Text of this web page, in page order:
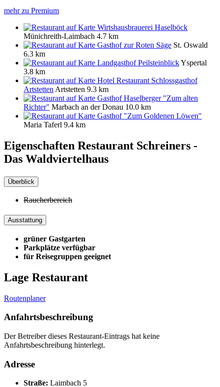
mehr zu Premium
Wirtshausbrauerei Haselböck
Münichreith-Laimbach 4.7 km
Gasthof zur Roten Säge St. Oswald
6.3 km
Landgasthof PeilsteinblickYspertal
3.8 km
Hotel Restaurant Schlossgasthof
Artstetten Artstetten 9.3 km
Gasthof Haselberger "Zum alten
Richter" Marbach an der Donau 10.0 km
Gasthof "Zum Goldenen Löwen"
Maria Taferl 9.4 km
Eigenschaften Restaurant Schreiners -
Das Waldviertelhaus
Überblick
Raucherbereich
Ausstattung
grüner Gastgarten
Parkplätze verfügbar
für Reisegruppen geeignet
Lage Restaurant
Routenplaner
Anfahrtsbeschreibung
Der Betreiber dieses Restaurant-Eintrags hat keine
Anfahrtsbeschreibung hinterlegt.
Adresse
Straße: Laimbach 5